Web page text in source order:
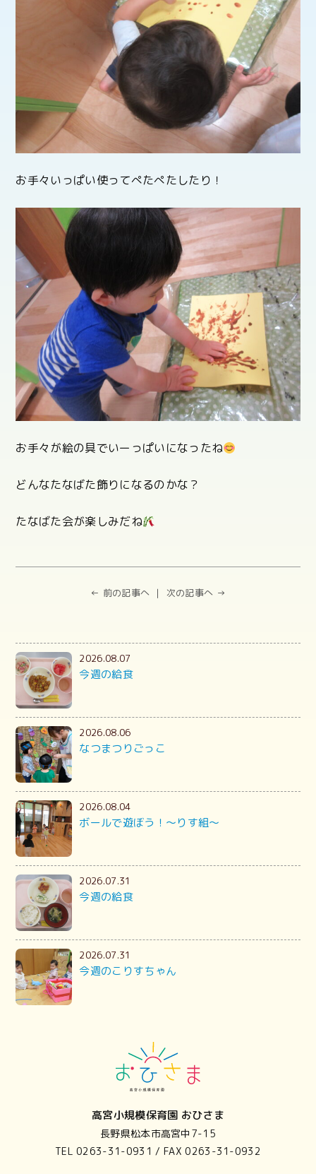
お手々いっぱい使ってぺたぺたしたり！
お手々が絵の具でいーっぱいになったね
どんなたなばた飾りになるのかな？
たなばた会が楽しみだね
← 前の記事へ 次の記事へ →
2026.08.07
今週の給食
2026.08.06
なつまつりごっこ
2026.08.04
ボールで遊ぼう！～りす組～
2026.07.31
今週の給食
2026.07.31
今週のこりすちゃん
高宮小規模保育園 おひさま
長野県松本市高宮中7-15
TEL 0263-31-0931 / FAX 0263-31-0932